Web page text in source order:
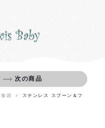
次の商品
食器
ステンレス スプーン＆フ